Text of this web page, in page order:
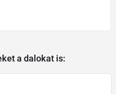
a dalokat is: